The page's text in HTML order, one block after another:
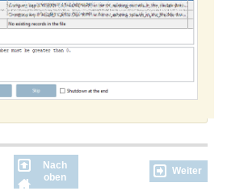
Nach
oben
Weiter